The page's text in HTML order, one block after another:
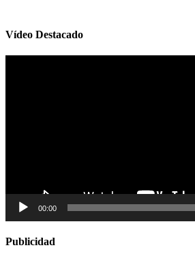
Vídeo Destacado
00:00
Publicidad